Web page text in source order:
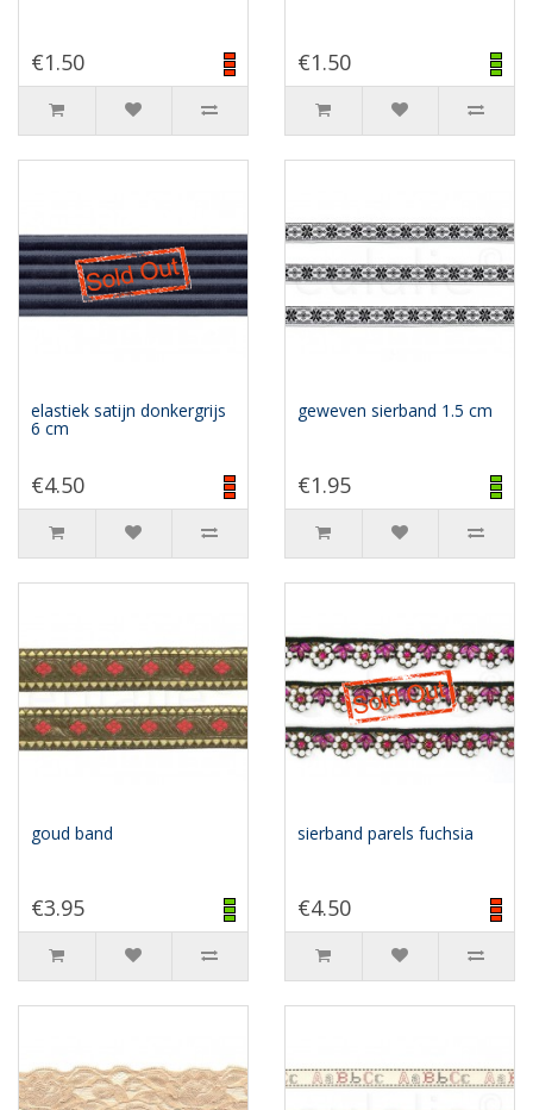
€1.50 €1.50
elastiek satijn donkergrijs
6 cm
€4.50
geweven sierband 1.5 cm
€1.95
goud band
€3.95
sierband parels fuchsia
€4.50